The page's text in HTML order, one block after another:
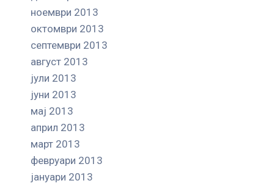
ноември 2013
октомври 2013
септември 2013
август 2013
јули 2013
јуни 2013
мај 2013
април 2013
март 2013
февруари 2013
јануари 2013